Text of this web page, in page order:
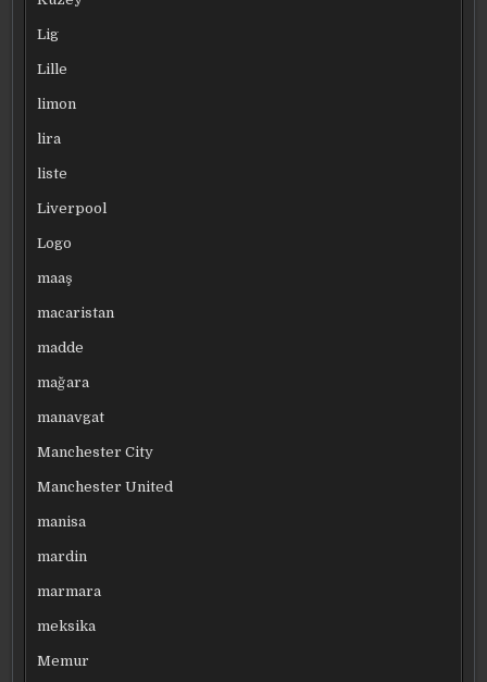
Lig
Lille
limon
lira
liste
Liverpool
Logo
maaş
macaristan
madde
mağara
manavgat
Manchester City
Manchester United
manisa
mardin
marmara
meksika
Memur